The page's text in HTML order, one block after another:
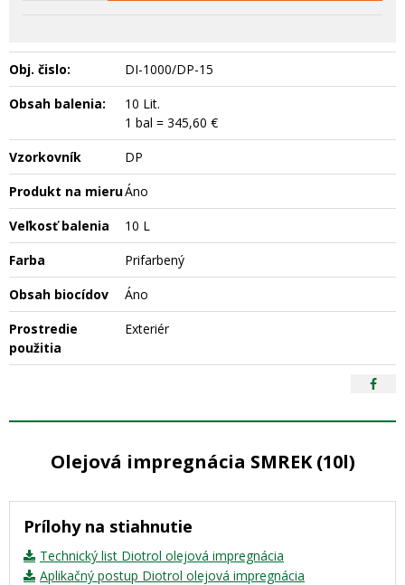
Obj. čislo:
DI-1000/DP-15
Obsah balenia:
10 Lit.
1 bal = 345,60 €
Vzorkovník
DP
Produkt na mieruÁno
Veľkosť balenia
10 L
Farba
Prifarbený
Obsah biocídov
Áno
Prostredie
použitia
Exteriér
Olejová impregnácia SMREK (10l)
Prílohy na stiahnutie
Technický list Diotrol olejová impregnácia
Aplikačný postup Diotrol olejová impregnácia